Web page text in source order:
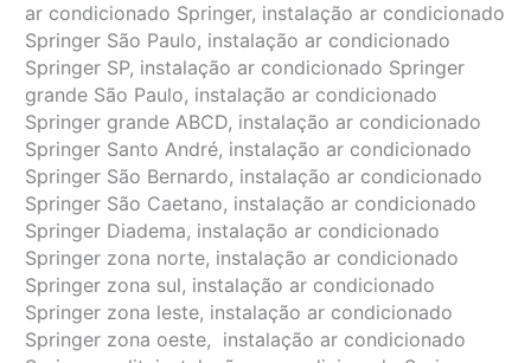
ar condicionado Springer, instalação ar condicionado
Springer São Paulo, instalação ar condicionado
Springer SP, instalação ar condicionado Springer
grande São Paulo, instalação ar condicionado
Springer grande ABCD, instalação ar condicionado
Springer Santo André, instalação ar condicionado
Springer São Bernardo, instalação ar condicionado
Springer São Caetano, instalação ar condicionado
Springer Diadema, instalação ar condicionado
Springer zona norte, instalação ar condicionado
Springer zona sul, instalação ar condicionado
Springer zona leste, instalação ar condicionado
Springer zona oeste, instalação ar condicionado